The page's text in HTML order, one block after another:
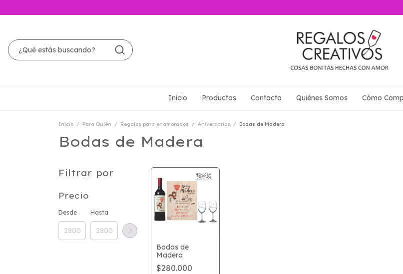
Inicio Productos Contacto Quiénes Somos Cómo
Inicio / Para Quién / Regalos para enamorados / Aniversarios / Bodas de Madera
Bodas de Madera
Filtrar por
Precio
Desde Hasta
Bodas de
Madera
$280.000